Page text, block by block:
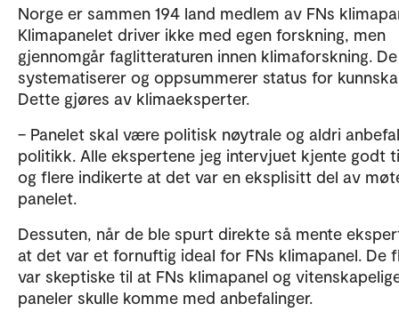
Norge er sammen 194 land medlem av FNs
Klimapanelet driver ikke med egen forskning, men
gjennomgår faglitteraturen innen klimaforskning. De
systematiserer og oppsummerer status for
Dette gjøres av klimaeksperter.
– Panelet skal være politisk nøytrale og aldri
politikk. Alle ekspertene jeg intervjuet kjente godt
og flere indikerte at det var en eksplisitt del av
panelet.
Dessuten, når de ble spurt direkte så mente
at det var et fornuftig ideal for FNs klimapanel. De
var skeptiske til at FNs klimapanel og
paneler skulle komme med anbefalinger.